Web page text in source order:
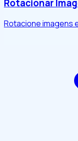
Rotacionar
Rotacione imagens